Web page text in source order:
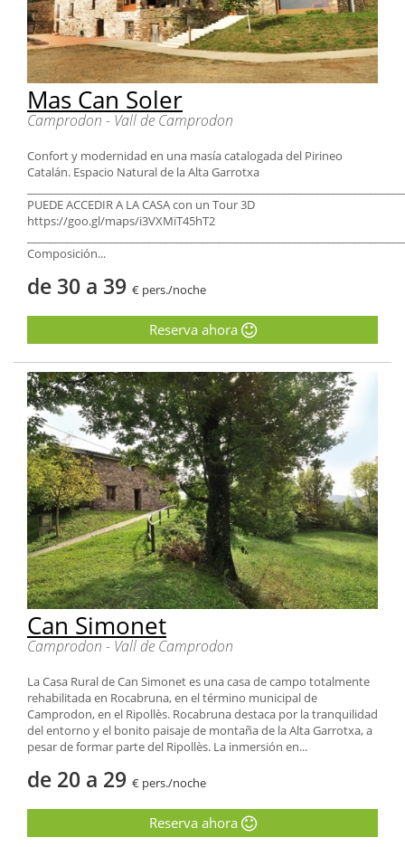
Mas Can Soler
Camprodon - Vall de Camprodon
Confort y modernidad en una masía catalogada del Pirineo
Catalán. Espacio Natural de la Alta Garrotxa
PUEDE ACCEDIR A LA CASA con un Tour 3D
https://goo.gl/maps/i3VXMiT45hT2
Composición...
de 30 a 39 € pers./noche
Reserva ahora
Can Simonet
Camprodon - Vall de Camprodon
La Casa Rural de Can Simonet es una casa de campo totalmente
rehabilitada en Rocabruna, en el término municipal de
Camprodon, en el Ripollès. Rocabruna destaca por la tranquilidad
del entorno y el bonito paisaje de montaña de la Alta Garrotxa, a
pesar de formar parte del Ripollès. La inmersión en...
de 20 a 29 € pers./noche
Reserva ahora